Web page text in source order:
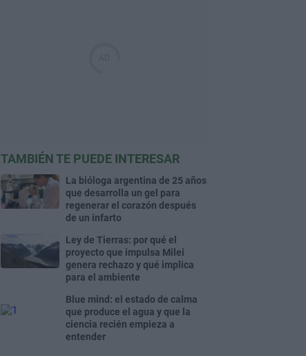
TAMBIÉN TE PUEDE INTERESAR
La bióloga argentina de 25 años
que desarrolla un gel para
regenerar el corazón después
de un infarto
Ley de Tierras: por qué el
proyecto que impulsa Milei
genera rechazo y qué implica
para el ambiente
Blue mind: el estado de calma
que produce el agua y que la
ciencia recién empieza a
entender